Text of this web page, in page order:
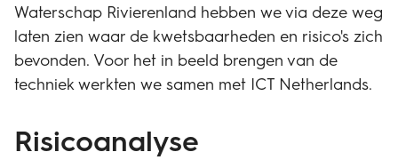
Waterschap Rivierenland hebben we via deze weg
laten zien waar de kwetsbaarheden en risico's zich
bevonden. Voor het in beeld brengen van de
techniek werkten we samen met ICT Netherlands.
Risicoanalyse